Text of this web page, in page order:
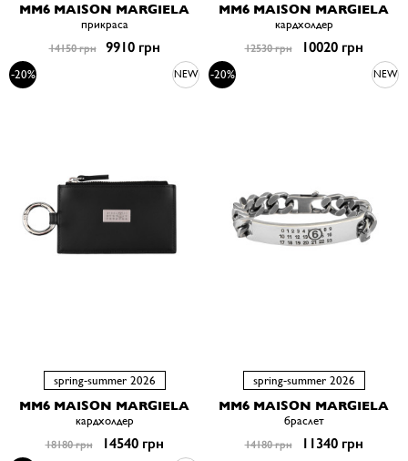
MM6 MAISON MARGIELA
прикраса
14150 грн 9910 грн
MM6 MAISON MARGIELA
кардхолдер
12530 грн 10020 грн
-20% NEW
spring-summer 2026
MM6 MAISON MARGIELA
кардхолдер
18180 грн 14540 грн
-20% NEW
spring-summer 2026
MM6 MAISON MARGIELA
браслет
14180 грн 11340 грн